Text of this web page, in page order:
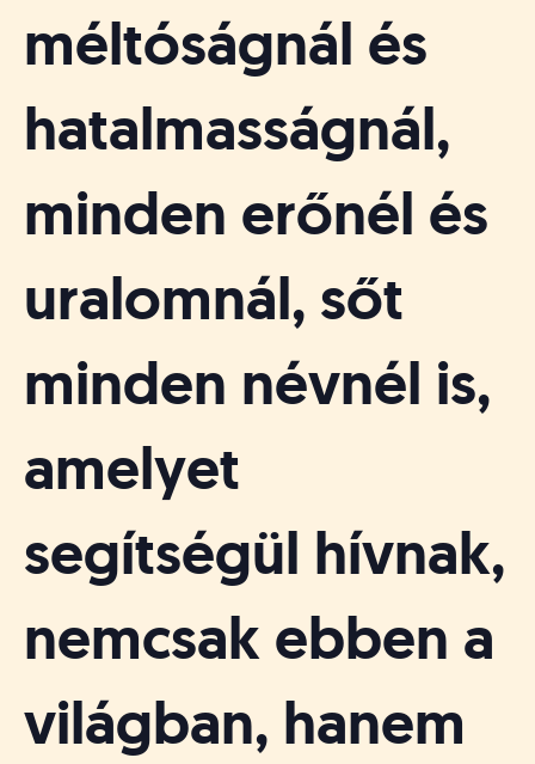
méltóságnál és
hatalmasságnál,
minden erőnél és
uralomnál, sőt
minden névnél is,
amelyet
segítségül hívnak,
nemcsak ebben a
világban, hanem